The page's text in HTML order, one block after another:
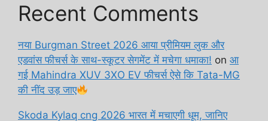
Recent Comments
नया Burgman Street 2026 आया प्रीमियम लुक और
एडवांस फीचर्स के साथ-स्कूटर सेगमेंट में मचेगा धमाका! on आ
गई Mahindra XUV 3XO EV फीचर्स ऐसे कि Tata-MG
की नींद उड़ जाए
Skoda Kylaq cng 2026 भारत में मचाएगी धूम, जानिए